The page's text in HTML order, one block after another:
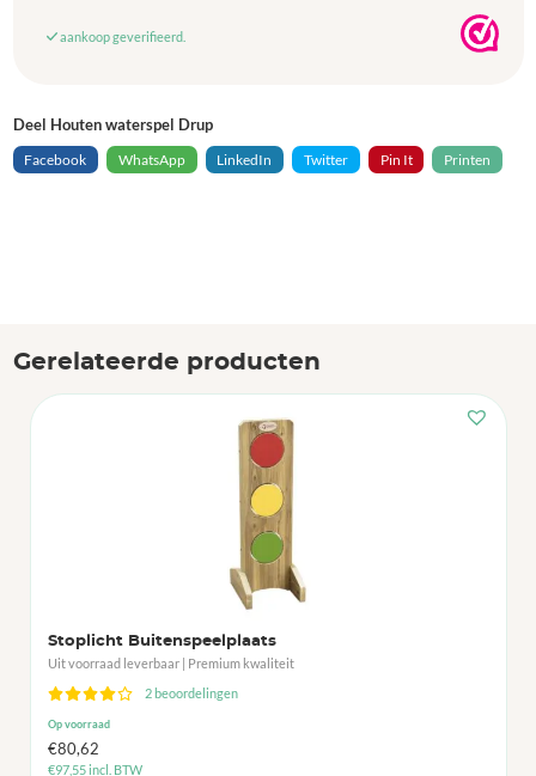
aankoop geverifieerd.
Deel Houten waterspel Drup
Facebook
WhatsApp LinkedIn Twitter Pin It Printen
Gerelateerde producten
Stoplicht Buitenspeelplaats
Uit voorraad leverbaar | Premium kwaliteit
2 beoordelingen
Op voorraad
€80,62
€97,55incl. BTW